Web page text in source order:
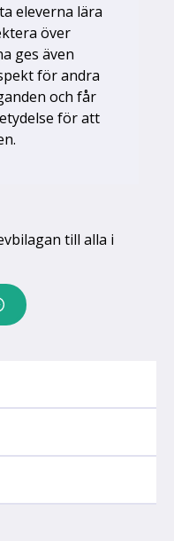
eleverna lära
över
ges även
för andra
och får
för att
till alla i